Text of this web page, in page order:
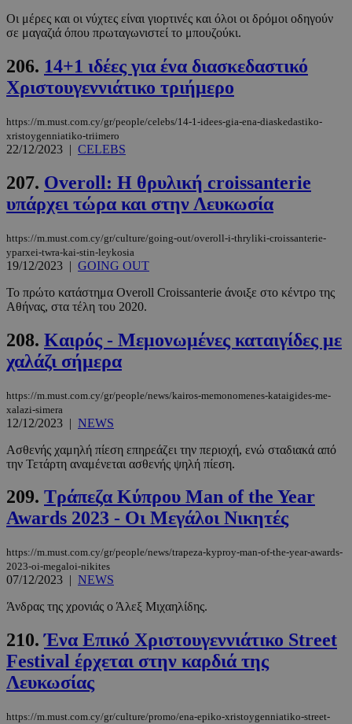
Οι μέρες και οι νύχτες είναι γιορτινές και όλοι οι δρόμοι οδηγούν
σε μαγαζιά όπου πρωταγωνιστεί το μπουζούκι.
206. 14+1 ιδέες για ένα διασκεδαστικό
Χριστουγεννιάτικο τριήμερο
https://m.must.com.cy/gr/people/celebs/14-1-idees-gia-ena-diaskedastiko-
xristoygenniatiko-triimero
22/12/2023 | CELEBS
207. Overoll: Η θρυλική croissanterie
υπάρχει τώρα και στην Λευκωσία
https://m.must.com.cy/gr/culture/going-out/overoll-i-thryliki-croissanterie-
yparxei-twra-kai-stin-leykosia
19/12/2023 | GOING OUT
Το πρώτο κατάστημα Overoll Croissanterie άνοιξε στο κέντρο της
Αθήνας, στα τέλη του 2020.
208. Καιρός - Μεμονωμένες καταιγίδες με
χαλάζι σήμερα
https://m.must.com.cy/gr/people/news/kairos-memonomenes-kataigides-me-
xalazi-simera
12/12/2023 | NEWS
Ασθενής χαμηλή πίεση επηρεάζει την περιοχή, ενώ σταδιακά από
την Τετάρτη αναμένεται ασθενής ψηλή πίεση.
209. Τράπεζα Κύπρου Man of the Year
Awards 2023 - Οι Μεγάλοι Νικητές
https://m.must.com.cy/gr/people/news/trapeza-kyproy-man-of-the-year-awards-
2023-oi-megaloi-nikites
07/12/2023 | NEWS
Άνδρας της χρονιάς ο Άλεξ Μιχαηλίδης.
210.Ένα Επικό Χριστουγεννιάτικο Street
Festival έρχεται στην καρδιά της
Λευκωσίας
https://m.must.com.cy/gr/culture/promo/ena-epiko-xristoygenniatiko-street-
_scc_session
.entelia-
adserver.com
19 λεπτά
PHPSESSID
PHP.net
συνεδρία
PHPSESSID
PHP.net